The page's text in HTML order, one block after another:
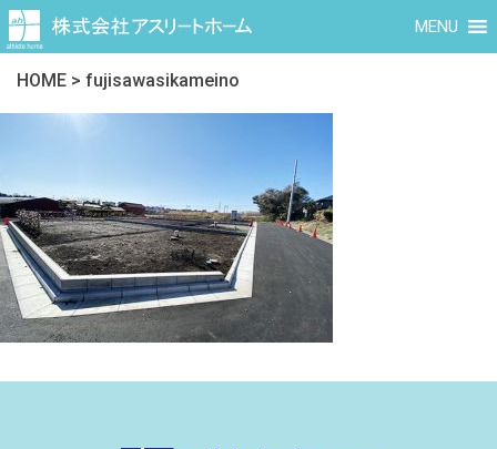
MENU
HOME > fujisawasikameino